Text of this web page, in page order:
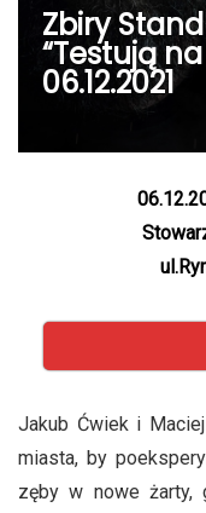
Zbiry
“Testują
06.12.2021
Jakub Ćwiek i
miasta, by
zęby w nowe żarty,